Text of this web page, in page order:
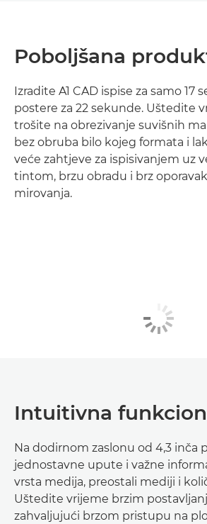
Poboljšana
Izradite A1 CAD ispise za samo 17
postere za 22 sekunde. Uštedite
trošite na obrezivanje suvišnih
bez obruba bilo kojeg formata i
veće zahtjeve za ispisivanjem uz
tintom, brzu obradu i brz
mirovanja.
Intuitivna
Na dodirnom zaslonu od 4,3 inča
jednostavne upute i važne
vrsta medija, preostali mediji i
Uštedite vrijeme brzim
zahvaljujući brzom pristupu na